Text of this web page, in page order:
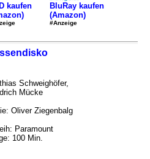
kaufen
BluRay kaufen
(Amazon)
#Anzeige
Schweighöfer,
Mücke
Oliver Ziegenbalg
Paramount
100 Min.